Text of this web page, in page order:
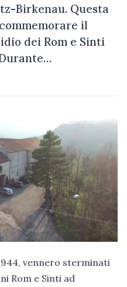
Birkenau. Questa
il
dei Rom e Sinti
vennero sterminati
Rom e Sinti ad